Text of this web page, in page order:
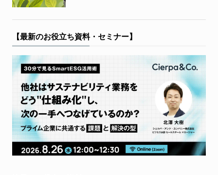
【最新のお役立ち資料・セミナー】